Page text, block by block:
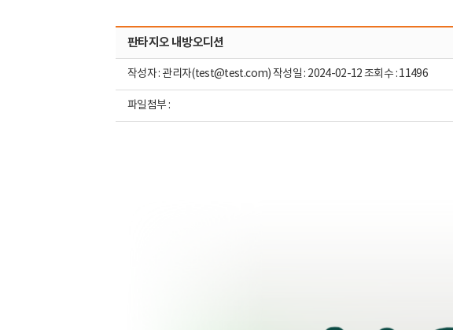
판타지오 내방오디션
작성자 : 관리자(test@test.com) 작성일 : 2024-02-12 조회수 : 11496
파일첨부 :